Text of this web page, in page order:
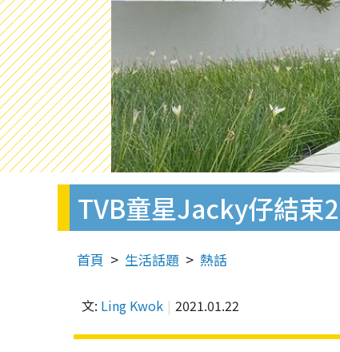
TVB童星Jacky仔結束
首頁 生活話題 熱話
文: Ling Kwok 2021.01.22